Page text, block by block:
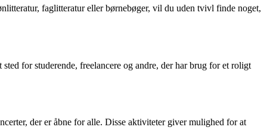
faglitteratur eller børnebøger, vil du uden tvivl finde noget,
for studerende, freelancere og andre, der har brug for et roligt
der er åbne for alle. Disse aktiviteter giver mulighed for at